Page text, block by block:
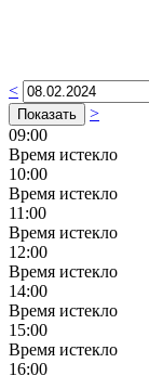
<
>
09:00
Время истекло
10:00
Время истекло
11:00
Время истекло
12:00
Время истекло
14:00
Время истекло
15:00
Время истекло
16:00